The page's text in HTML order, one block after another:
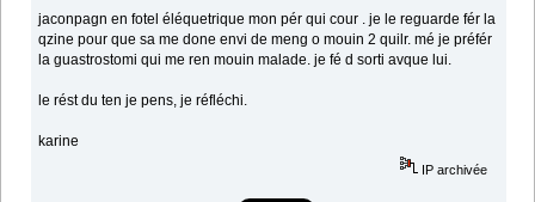
jaconpagn en fotel éléquetrique mon pér qui cour . je le reguarde fér la
qzine pour que sa me done envi de meng o mouin 2 quilr. mé je préfér
la guastrostomi qui me ren mouin malade. je fé d sorti avque lui.
le rést du ten je pens, je réfléchi.
karine
IP archivée